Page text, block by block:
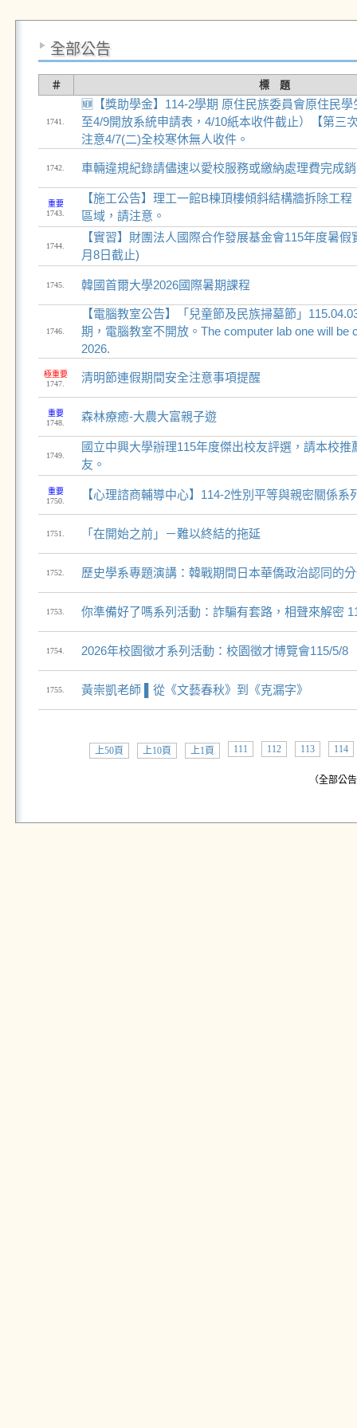
全部公告
＃ 標 題
1741.
🆕【獎助學金】114-2學期 原住民族委員會原住民
至4/9開放系統申請表，4/10紙本收件截止）【第三
注意4/7(二)全校寒休無人收件。
1742. 車輛違規紀錄請儘速以愛校服務或繳納處理費完成
重要
1743.
【施工公告】理工一館B棟頂樓傾斜結構牆拆除工
區域，請注意。
1744.
【實習】財團法人國際合作發展基金會115年度暑
月8日截止)
1745. 韓國首爾大學2026國際暑期課程
1746.
【電腦教室公告】「兒童節及民族掃墓節」
期，電腦教室不開放。The computer lab one will be
2026.
極重要
1747.
清明節連假期間安全注意事項提醒
重要
1748.
森林療癒-大農大富親子遊
1749.
國立中興大學辦理115年度傑出校友評選，請本校推
友。
重要
1750.
【心理諮商輔導中心】114-2性別平等與親密關係系
1751. 「在開始之前」－難以終結的拖延
1752. 歷史學系專題演講：韓戰期間日本華僑政治認同的
1753. 你準備好了嗎系列活動：詐騙有套路，相聲來解密
1754. 2026年校園徵才系列活動：校園徵才博覽會115/5/8
1755. 黃崇凱老師 ▌從《文藝春秋》到《克漏字》
上50頁 上10頁 上1頁 111 112 113 114
（全部公